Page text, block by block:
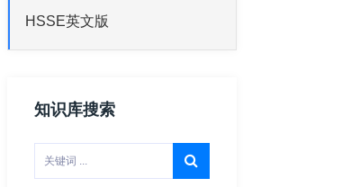
HSSE英文版
知识库搜索